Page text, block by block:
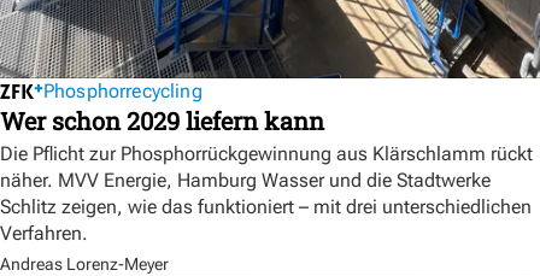
Phosphorrecycling
Wer schon 2029 liefern kann
Die Pflicht zur Phosphorrückgewinnung aus Klärschlamm rückt
näher. MVV Energie, Hamburg Wasser und die Stadtwerke
Schlitz zeigen, wie das funktioniert – mit drei unterschiedlichen
Verfahren.
Andreas Lorenz-Meyer